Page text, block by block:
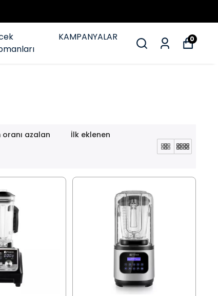
KAMPANYALAR 0
oranı azalan İlk eklenen